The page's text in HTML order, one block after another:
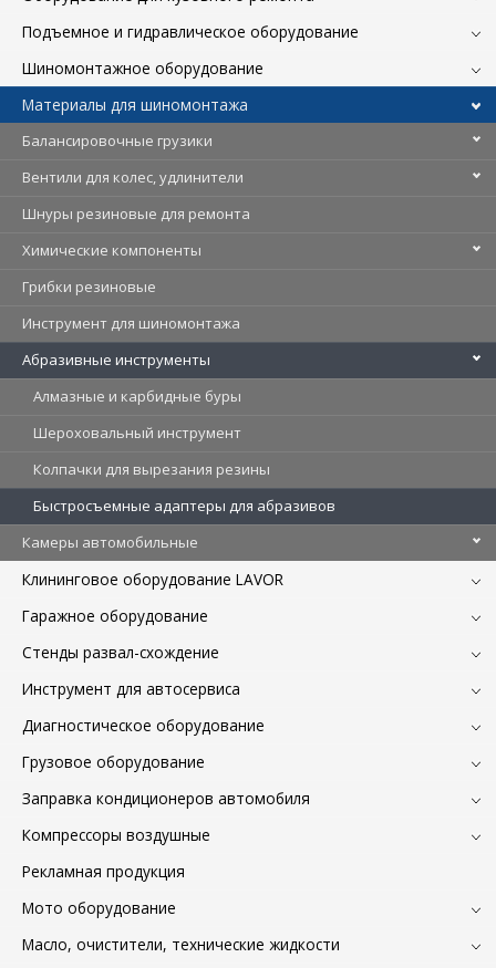
Подъемное и гидравлическое оборудование
Шиномонтажное оборудование
Материалы для шиномонтажа
Балансировочные грузики
Вентили для колес, удлинители
Шнуры резиновые для ремонта
Химические компоненты
Грибки резиновые
Инструмент для шиномонтажа
Абразивные инструменты
Алмазные и карбидные буры
Шероховальный инструмент
Колпачки для вырезания резины
Быстросъемные адаптеры для абразивов
Камеры автомобильные
Клининговое оборудование LAVOR
Гаражное оборудование
Стенды развал-схождение
Инструмент для автосервиса
Диагностическое оборудование
Грузовое оборудование
Заправка кондиционеров автомобиля
Компрессоры воздушные
Рекламная продукция
Мото оборудование
Масло, очистители, технические жидкости